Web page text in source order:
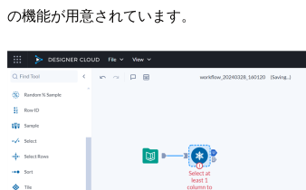
の機能が用意されています。